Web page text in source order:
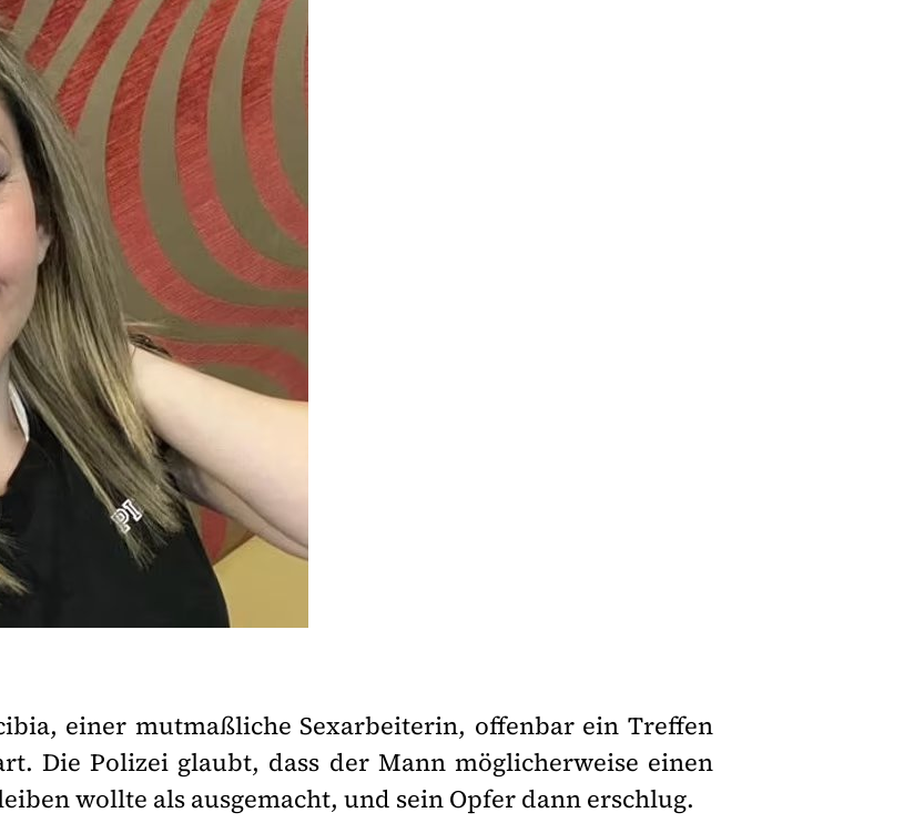
einer mutmaßliche Sexarbeiterin, offenbar ein Treffen
Die Polizei glaubt, dass der Mann möglicherweise einen
wollte als ausgemacht, und sein Opfer dann erschlug.